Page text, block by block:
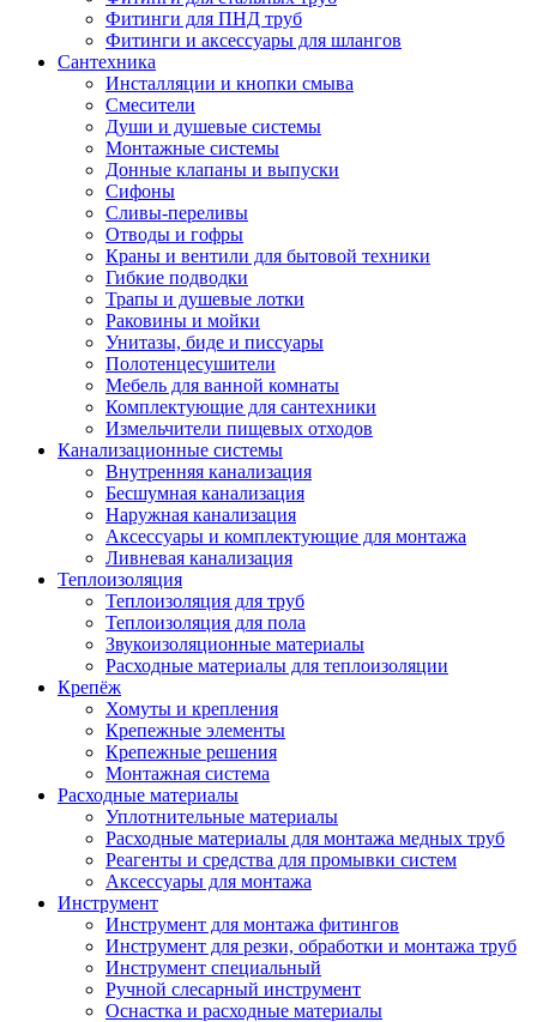
Фитинги для ПНД труб
Фитинги и аксессуары для шлангов
Сантехника
Инсталляции и кнопки смыва
Смесители
Души и душевые системы
Монтажные системы
Донные клапаны и выпуски
Сифоны
Сливы-переливы
Отводы и гофры
Краны и вентили для бытовой техники
Гибкие подводки
Трапы и душевые лотки
Раковины и мойки
Унитазы, биде и писсуары
Полотенцесушители
Мебель для ванной комнаты
Комплектующие для сантехники
Измельчители пищевых отходов
Канализационные системы
Внутренняя канализация
Бесшумная канализация
Наружная канализация
Аксессуары и комплектующие для монтажа
Ливневая канализация
Теплоизоляция
Теплоизоляция для труб
Теплоизоляция для пола
Звукоизоляционные материалы
Расходные материалы для теплоизоляции
Крепёж
Хомуты и крепления
Крепежные элементы
Крепежные решения
Монтажная система
Расходные материалы
Уплотнительные материалы
Расходные материалы для монтажа медных труб
Реагенты и средства для промывки систем
Аксессуары для монтажа
Инструмент
Инструмент для монтажа фитингов
Инструмент для резки, обработки и монтажа труб
Инструмент специальный
Ручной слесарный инструмент
Оснастка и расходные материалы